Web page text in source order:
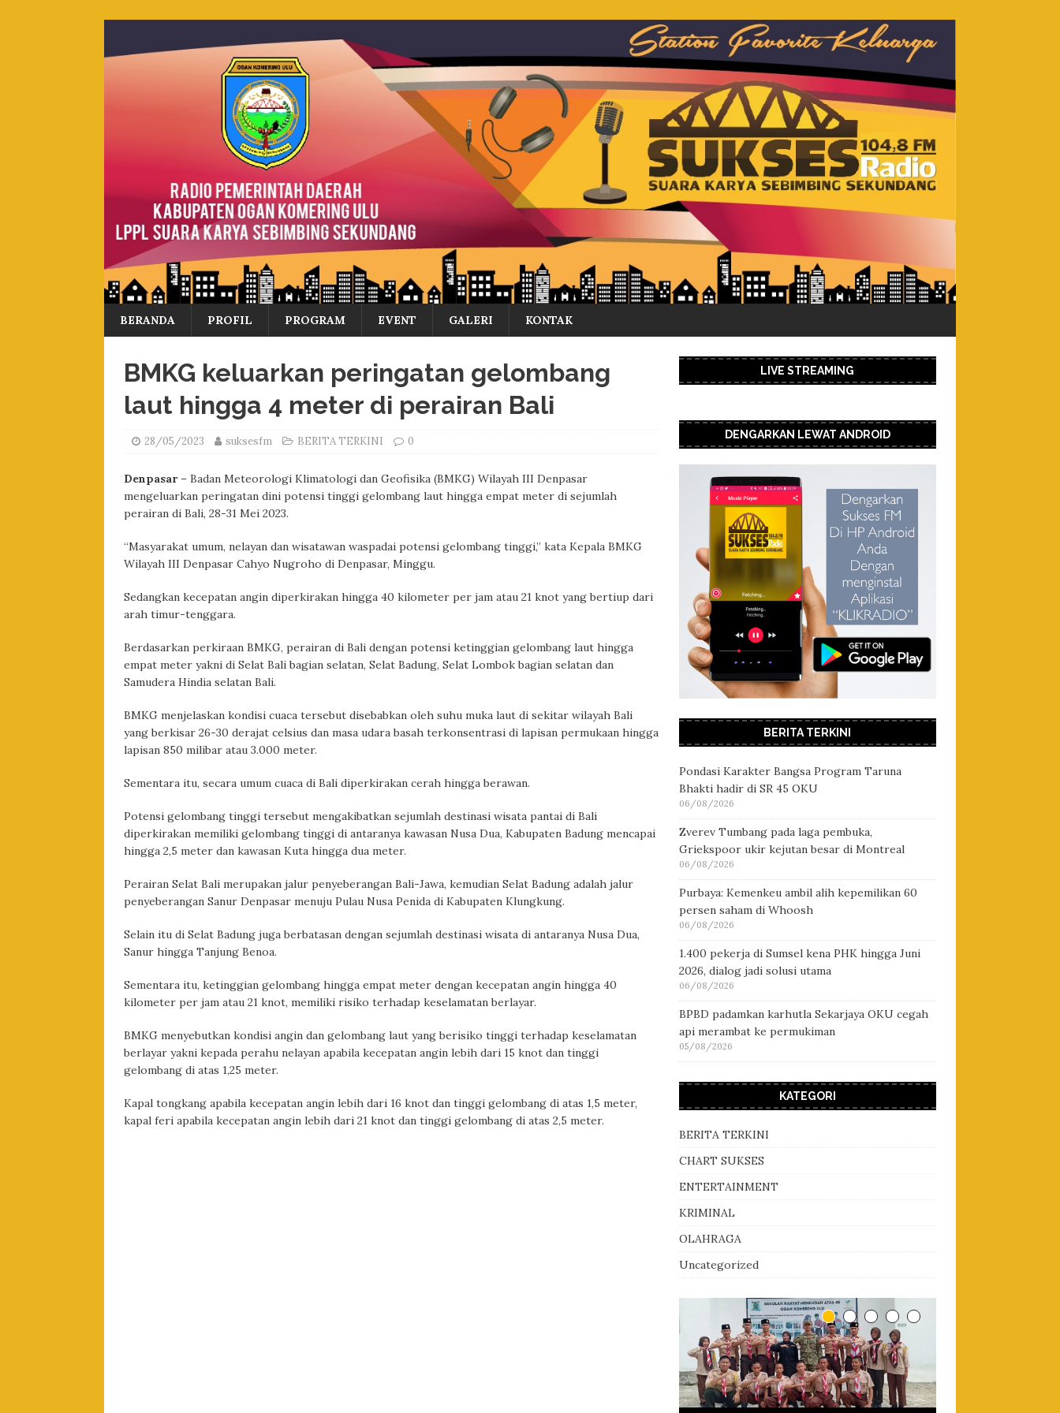
BERANDA PROFIL PROGRAM EVENT GALERI KONTAK
BMKG keluarkan peringatan gelombang
laut hingga 4 meter di perairan Bali
28/05/2023 suksesfm BERITA TERKINI 0
Denpasar– Badan Meteorologi Klimatologi dan Geofisika (BMKG) Wilayah III Denpasar
mengeluarkan peringatan dini potensi tinggi gelombang laut hingga empat meter di sejumlah
perairan di Bali, 28-31 Mei 2023.
“Masyarakat umum, nelayan dan wisatawan waspadai potensi gelombang tinggi,” kata Kepala BMKG
Wilayah III Denpasar Cahyo Nugroho di Denpasar, Minggu.
Sedangkan kecepatan angin diperkirakan hingga 40 kilometer per jam atau 21 knot yang bertiup dari
arah timur-tenggara.
Berdasarkan perkiraan BMKG, perairan di Bali dengan potensi ketinggian gelombang laut hingga
empat meter yakni di Selat Bali bagian selatan, Selat Badung, Selat Lombok bagian selatan dan
Samudera Hindia selatan Bali.
BMKG menjelaskan kondisi cuaca tersebut disebabkan oleh suhu muka laut di sekitar wilayah Bali
yang berkisar 26-30 derajat celsius dan masa udara basah terkonsentrasi di lapisan permukaan hingga
lapisan 850 milibar atau 3.000 meter.
Sementara itu, secara umum cuaca di Bali diperkirakan cerah hingga berawan.
Potensi gelombang tinggi tersebut mengakibatkan sejumlah destinasi wisata pantai di Bali
diperkirakan memiliki gelombang tinggi di antaranya kawasan Nusa Dua, Kabupaten Badung mencapai
hingga 2,5 meter dan kawasan Kuta hingga dua meter.
Perairan Selat Bali merupakan jalur penyeberangan Bali-Jawa, kemudian Selat Badung adalah jalur
penyeberangan Sanur Denpasar menuju Pulau Nusa Penida di Kabupaten Klungkung.
Selain itu di Selat Badung juga berbatasan dengan sejumlah destinasi wisata di antaranya Nusa Dua,
Sanur hingga Tanjung Benoa.
Sementara itu, ketinggian gelombang hingga empat meter dengan kecepatan angin hingga 40
kilometer per jam atau 21 knot, memiliki risiko terhadap keselamatan berlayar.
BMKG menyebutkan kondisi angin dan gelombang laut yang berisiko tinggi terhadap keselamatan
berlayar yakni kepada perahu nelayan apabila kecepatan angin lebih dari 15 knot dan tinggi
gelombang di atas 1,25 meter.
Kapal tongkang apabila kecepatan angin lebih dari 16 knot dan tinggi gelombang di atas 1,5 meter,
kapal feri apabila kecepatan angin lebih dari 21 knot dan tinggi gelombang di atas 2,5 meter.
LIVE STREAMING
DENGARKAN LEWAT ANDROID
BERITA TERKINI
Pondasi Karakter Bangsa Program Taruna
Bhakti hadir di SR 45 OKU
06/08/2026
Zverev Tumbang pada laga pembuka,
Griekspoor ukir kejutan besar di Montreal
06/08/2026
Purbaya: Kemenkeu ambil alih kepemilikan 60
persen saham di Whoosh
06/08/2026
1.400 pekerja di Sumsel kena PHK hingga Juni
2026, dialog jadi solusi utama
06/08/2026
BPBD padamkan karhutla Sekarjaya OKU cegah
api merambat ke permukiman
05/08/2026
KATEGORI
BERITA TERKINI
CHART SUKSES
ENTERTAINMENT
KRIMINAL
OLAHRAGA
Uncategorized